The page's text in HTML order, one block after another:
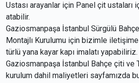
Ustası arayanlar için Panel çit ustaları
atabilir.
Gaziosmanpaşa İstanbul Sürgülü Bahçe
Montajlı Kurulumu için bizimle
türlü yana kayar kapı imalatı yapabiliriz.
Gaziosmanpaşa İstanbul Bahçe çiti ve
kurulum dahil maliyetleri sayfamızda